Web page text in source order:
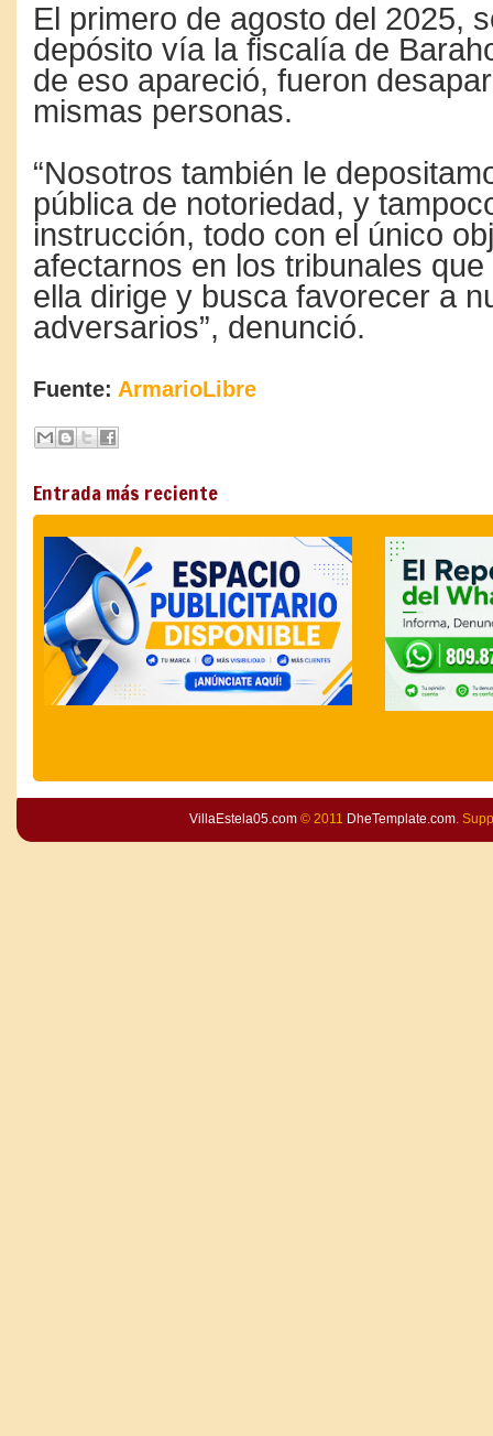
El primero de agosto del 2025,
depósito vía la fiscalía de
de eso apareció, fueron
mismas personas.
“Nosotros también le
pública de notoriedad, y
instrucción, todo con el único
afectarnos en los tribunales
ella dirige y busca favorecer a
adversarios”, denunció.
Fuente: ArmarioLibre
Entrada más reciente
VillaEstela05.com© 2011 DheTemplate.com.